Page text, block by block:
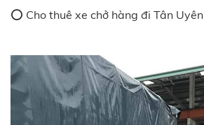
⭕ Cho thuê xe chở hàng đi Tân Uyên